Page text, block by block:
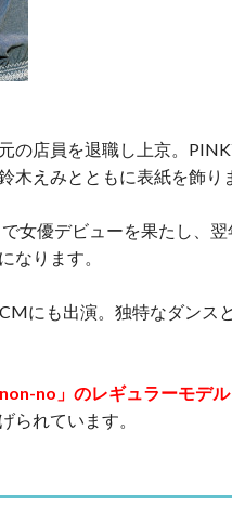
の店員を退職し上京。
木えみとともに表紙を飾り
女優デビューを果たし、
なります。
にも出演。独特なダンス
no」のレギュラーモデル
られています。